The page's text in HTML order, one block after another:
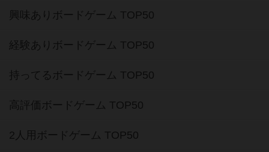
興味ありボードゲーム TOP50
経験ありボードゲーム TOP50
持ってるボードゲーム TOP50
高評価ボードゲーム TOP50
2人用ボードゲーム TOP50